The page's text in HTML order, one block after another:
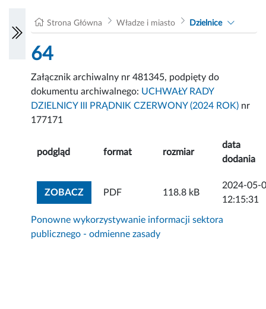
Strona Główna Władze i miasto Dzielnice
64
Załącznik archiwalny nr 481345, podpięty do
dokumentu archiwalnego: UCHWAŁY RADY
DZIELNICY III PRĄDNIK CZERWONY (2024 ROK) nr
177171
podgląd format rozmiar
data
dodania
ZOBACZZOBACZ ZAŁĄCZNIK
PDF 118.8 kB
2024-05-
12:15:31
Ponowne wykorzystywanie informacji sektora
publicznego - odmienne zasady